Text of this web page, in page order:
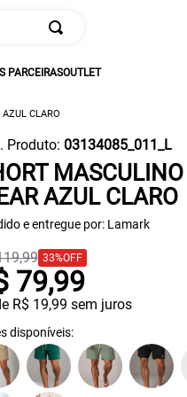
PARCEIRASOUTLET
CLARO
Produto: 03134085_011_L
AZUL CLARO
e entregue por: Lamark
,99 33%OFF
79,99
R$ 19,99 sem juros